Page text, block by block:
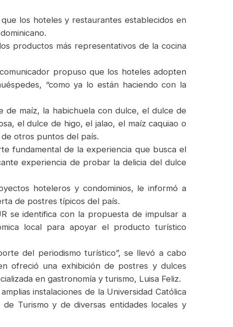
los hoteles y restaurantes establecidos en
productos más representativos de la cocina
propuso que los hoteles adopten
“como ya lo están haciendo con la
de maíz, la habichuela con dulce, el dulce de
el dulce de higo, el jalao, el maíz caquiao o
otros puntos del país.
fundamental de la experiencia que busca el
experiencia de probar la delicia del dulce
hoteleros y condominios, le informó a
de postres típicos del país.
se identifica con la propuesta de impulsar a
local para apoyar el producto turístico
del periodismo turístico”, se llevó a cabo
ofreció una exhibición de postres y dulces
en gastronomía y turismo, Luisa Feliz.
instalaciones de la Universidad Católica
Turismo y de diversas entidades locales y